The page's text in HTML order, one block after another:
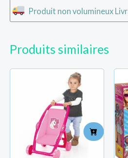
Produit non volumineux
Produits similaires